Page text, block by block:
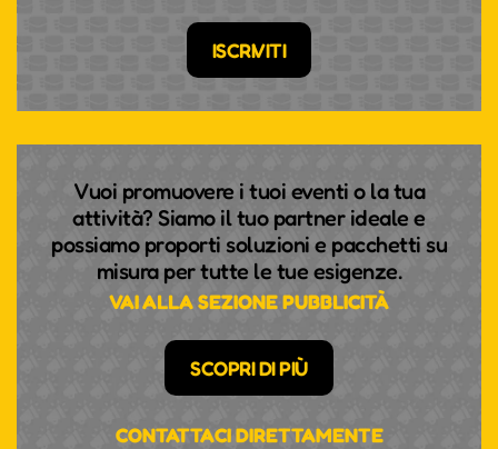
ISCRIVITI
Vuoi promuovere i tuoi eventi o la tua
attività? Siamo il tuo partner ideale e
possiamo proporti soluzioni e pacchetti su
misura per tutte le tue esigenze.
VAI ALLA SEZIONE PUBBLICITÀ
SCOPRI DI PIÙ
CONTATTACI DIRETTAMENTE